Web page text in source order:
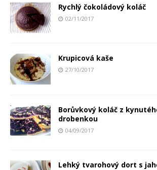
Rychlý čokoládový koláč
02/11/2017
Krupicová kaše
27/10/2017
Borůvkový koláč z
drobenkou
04/09/2017
Lehký tvarohový dort s